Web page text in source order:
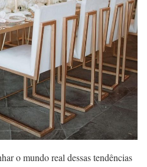
o mundo real dessas tendências